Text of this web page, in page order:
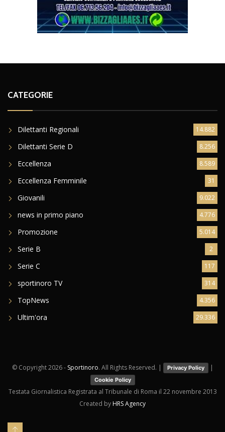
CATEGORIE
Dilettanti Regionali 14.882
Dilettanti Serie D 8.256
Eccellenza 8.589
Eccellenza Femminile 31
Giovanili 9.022
news in primo piano 4.776
Promozione 5.014
Serie B 2
Serie C 117
sportinoro TV 314
TopNews 4.356
Ultim'ora 29.336
© Copyright2026 - Sportinoro. All Rights Reserved. | Privacy Policy |
Cookie Policy
Testata Giornalistica Registrata al Tribunale di Roma il 22 novembre 2013
Created by HRS Agency